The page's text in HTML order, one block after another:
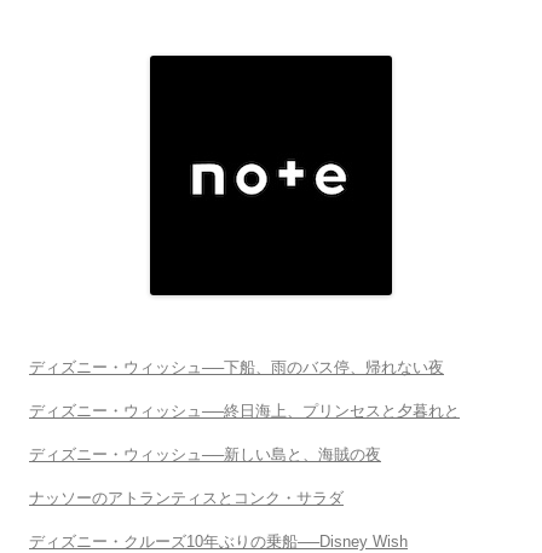
ディズニー・ウィッシュ──下船、雨のバス停、帰れない夜
ディズニー・ウィッシュ──終日海上、プリンセスと夕暮れと
ディズニー・ウィッシュ──新しい島と、海賊の夜
ナッソーのアトランティスとコンク・サラダ
ディズニー・クルーズ10年ぶりの乗船──Disney Wish